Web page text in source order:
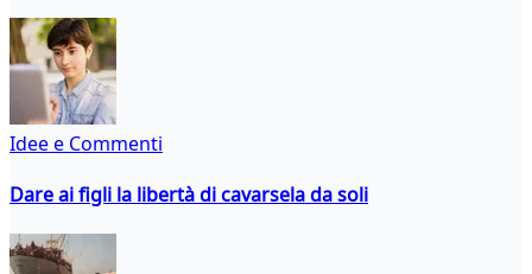
Idee e Commenti
Dare ai figli la libertà di cavarsela da soli